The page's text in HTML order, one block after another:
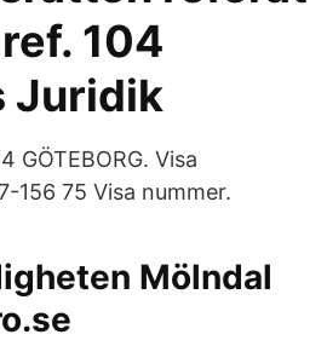
104
Juridik
GÖTEBORG. Visa
156 75 Visa nummer.
Mölndal